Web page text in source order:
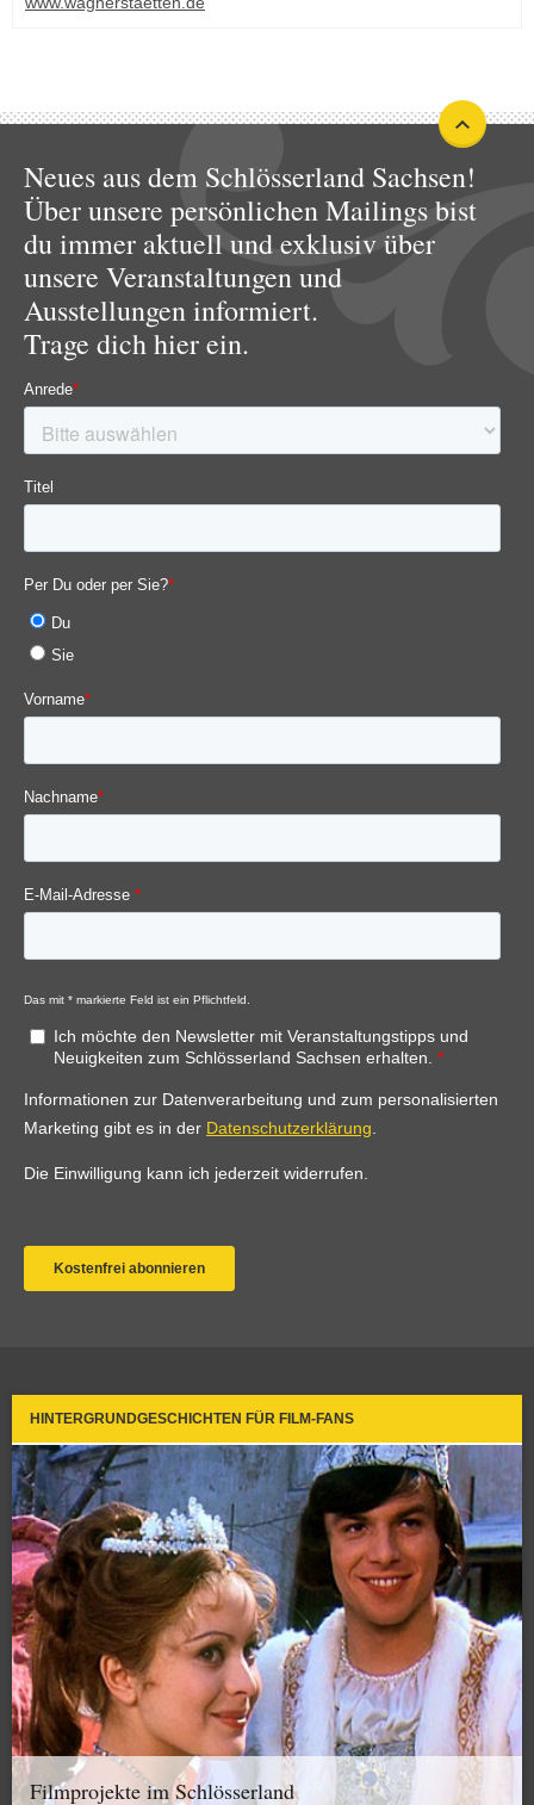
Neues aus dem Schlösserland Sachsen!
Über unsere persönlichen Mailings bist
du immer aktuell und exklusiv über
unsere Veranstaltungen und
Ausstellungen informiert.
Trage dich hier ein.
HINTERGRUNDGESCHICHTEN FÜR FILM-FANS
Filmprojekte im Schlösserland